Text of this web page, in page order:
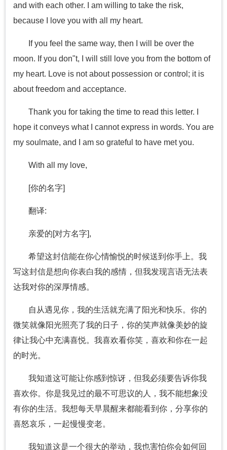
and with each other. I am willing to take the risk,
because I love you with all my heart.
If you feel the same way, then I will be over the
moon. If you don"t, I will still love you from the bottom of
my heart. Love is not about possession or control; it is
about freedom and acceptance.
Thank you for taking the time to read this letter. I
hope it conveys what I cannot express in words. You are
my soulmate, and I am so grateful to have met you.
With all my love,
[你的名字]
翻译:
亲爱的[对方名字],
希望这封信能在你心情愉悦的时候送到你手上。我
写这封信是想向你表白我的感情，但我发现言语无法表
达我对你的深厚情感。
自从遇见你，我的生活就充满了阳光和快乐。你的
微笑就像阳光照亮了我的日子，你的笑声就像美妙的旋
律让我心中充满喜悦。我喜欢看你笑，喜欢和你在一起
的时光。
我知道这可能让你感到惊讶，但我必须要告诉你我
喜欢你。你是我见过的最不可思议的人，我不能想象没
有你的生活。我想每天早晨醒来都能看到你，分享你的
喜怒哀乐，一起慢慢变老。
我知道这是一个很大的举动，我也害怕你会如何回